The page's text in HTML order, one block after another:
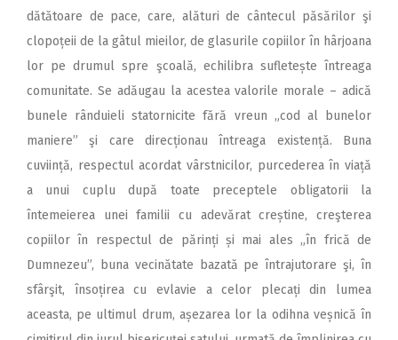
dătătoare de pace, care, alături de cântecul păsărilor şi
clopoțeii de la gâtul mieilor, de glasurile copiilor în hârjoana
lor pe drumul spre şcoală, echilibra sufletește întreaga
comunitate. Se adăugau la acestea valorile morale – adică
bunele rânduieli statornicite fără vreun „cod al bunelor
maniere” şi care direcționau întreaga existență. Buna
cuviință, respectul acordat vârstnicilor, purcederea în viață
a unui cuplu după toate preceptele obligatorii la
întemeierea unei familii cu adevărat creștine, creşterea
copiilor în respectul de părinți și mai ales „în frică de
Dumnezeu”, buna vecinătate bazată pe întrajutorare şi, în
sfârşit, însoțirea cu evlavie a celor plecați din lumea
aceasta, pe ultimul drum, așezarea lor la odihna veșnică în